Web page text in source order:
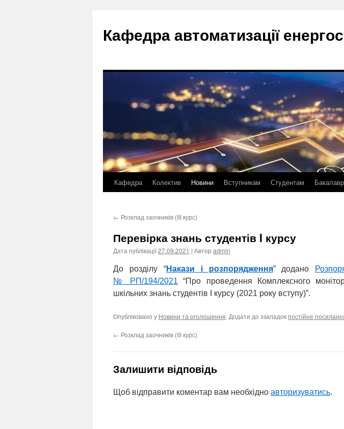
вмісту
Кафедра автоматизації
Кафедра Колектив Новини Вступникам Студентам
← Розклад заочників (III курс)
Перевірка знань студентів I курсу
Дата публікації27.09.2021 | Автор admin
До розділу “Накази і розпорядження” додано
№ РП/194/2021 “Про проведення Комплексного
шкільних знань студентів І курсу (2021 року вступу)”.
Опубліковано у Новини та оголошення. Додати до закладокпостійне
← Розклад заочників (III курс)
Залишити відповідь
Щоб відправити коментар вам необхідно авторизуватись.